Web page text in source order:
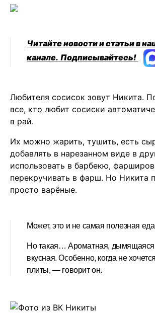
Читайте новости и статьи в
канале. Подписывайтесь!
Любителя сосисок зовут Никита.
все, кто любит сосиски
в рай.
Их можно жарить, тушить, есть
добавлять в нарезанном виде в
использовать в барбекю,
перекручивать в фарш. Но Никита
просто варёные.
Может, это и не самая полезная
Но такая… Ароматная,
вкусная. Особенно, когда не
плиты, — говорит он.